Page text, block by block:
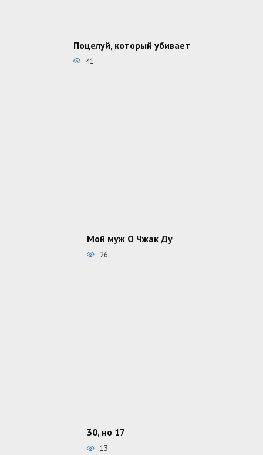
Поцелуй, который убивает
41
Мой муж О Чжак Ду
26
30, но 17
13